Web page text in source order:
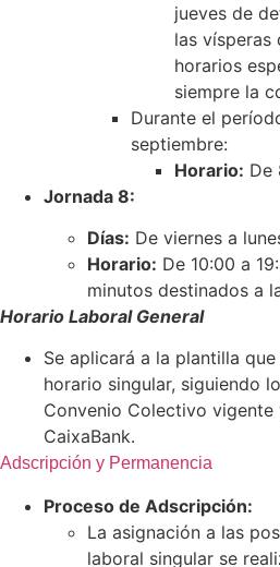
jueves de
las vísperas
horarios
siempre la
Durante el
septiembre:
Horario: De
Jornada 8:
Días: De viernes a
Horario: De 10:00 a
minutos destinados a
Horario Laboral General
Se aplicará a la plantilla
horario singular, siguiendo
Convenio Colectivo
CaixaBank.
Adscripción y Permanencia
Proceso de Adscripción:
La asignación a las
laboral singular se